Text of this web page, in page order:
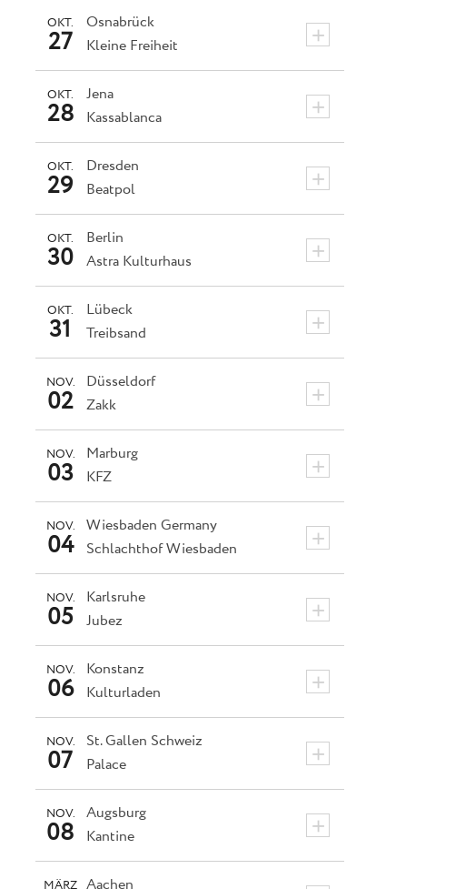
Osnabrück +
OKT.
27 Kleine Freiheit
Jena +
OKT.
28 Kassablanca
Dresden +
OKT.
29 Beatpol
Berlin +
OKT.
30 Astra Kulturhaus
Lübeck +
OKT.
31 Treibsand
Düsseldorf +
NOV.
02 Zakk
Marburg +
NOV.
03 KFZ
Wiesbaden Germany +
NOV.
04 Schlachthof Wiesbaden
Karlsruhe +
NOV.
05 Jubez
Konstanz +
NOV.
06 Kulturladen
St. Gallen Schweiz +
NOV.
07 Palace
Augsburg +
NOV.
08 Kantine